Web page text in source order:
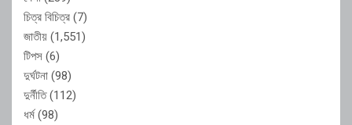
চিত্র বিচিত্র (7)
জাতীয় (1,551)
টিপস (6)
দুর্ঘটনা (98)
দুর্নীতি(112)
ধর্ম(98)